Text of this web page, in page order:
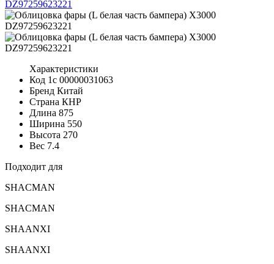
Характеристики
Код 1с 00000031063
Бренд Китай
Страна КНР
Длина 875
Ширина 550
Высота 270
Вес 7.4
Подходит для
SHACMAN
SHACMAN
SHAANXI
SHAANXI